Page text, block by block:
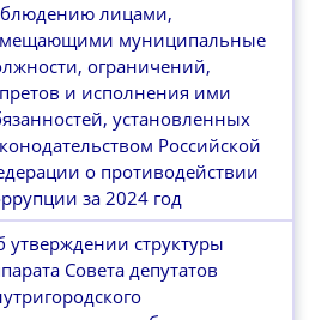
лицами,
муниципальные
ограничений,
и исполнения ими
установленных
Российской
о противодействии
за 2024 год
утверждении структуры
Совета депутатов